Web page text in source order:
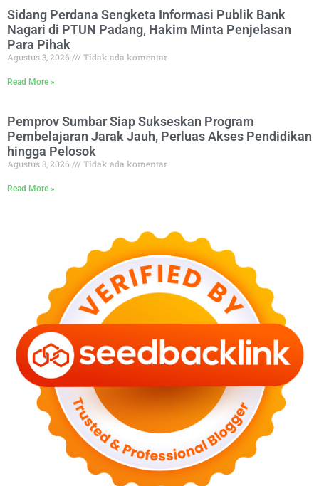
Sidang Perdana Sengketa Informasi Publik Bank
Nagari di PTUN Padang, Hakim Minta Penjelasan
Para Pihak
Agustus 3, 2026 Tidak ada komentar
Read More »
Pemprov Sumbar Siap Sukseskan Program
Pembelajaran Jarak Jauh, Perluas Akses Pendidikan
hingga Pelosok
Agustus 3, 2026 Tidak ada komentar
Read More »